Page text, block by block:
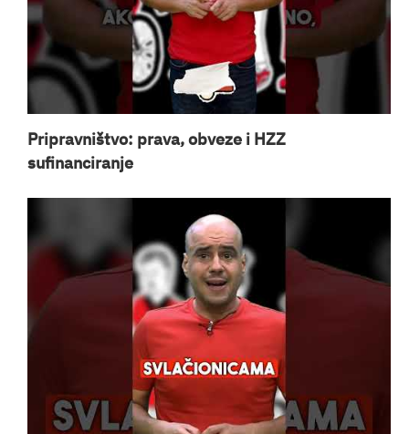
Pripravništvo: prava, obveze i HZZ
sufinanciranje